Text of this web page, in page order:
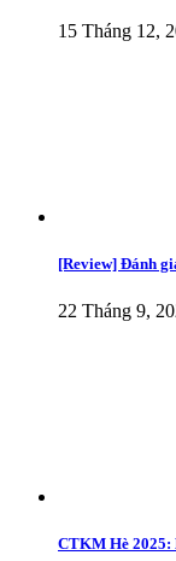
15 Tháng 12,
[Review] Đánh
22 Tháng 9,
CTKM Hè 2025: